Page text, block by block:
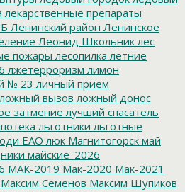
лекарственные препараты
Ленинский район Ленинское
Леонид Школьник лес
пожары лесопилка летние
лжетерроризм лимон
№ 23 личный прием
ложный вызов ложный донос
затмение лучший спасатель
льготники льготные
ЕАО люк Магнитогорск май
майские_2026
МАК-2019 Мак-2020 Мак-2021
Максим Семенов Максим Шупиков